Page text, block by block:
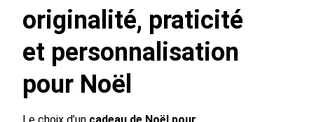
originalité, praticité
et personnalisation
pour Noël